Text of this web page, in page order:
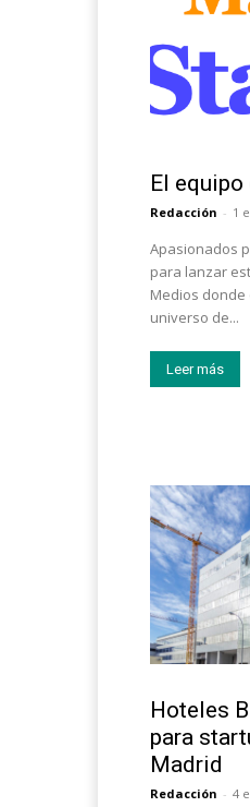
El
Redacción - 1
Apasionados
para lanzar
Medios
universo de...
Leer más
Hoteles
para
Madrid
Redacción - 4